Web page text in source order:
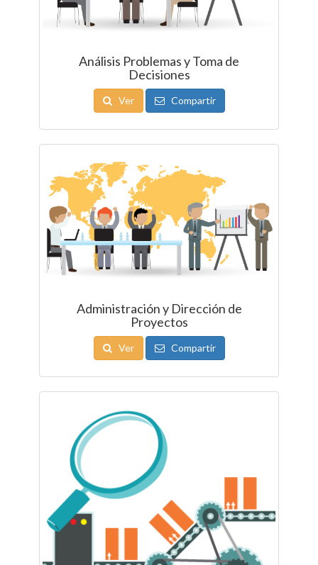
Análisis Problemas y Toma de
Decisiones
Ver Compartir
Administración y Dirección de
Proyectos
Ver Compartir